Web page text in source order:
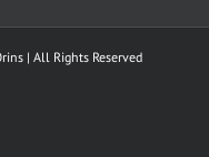
| All Rights Reserved